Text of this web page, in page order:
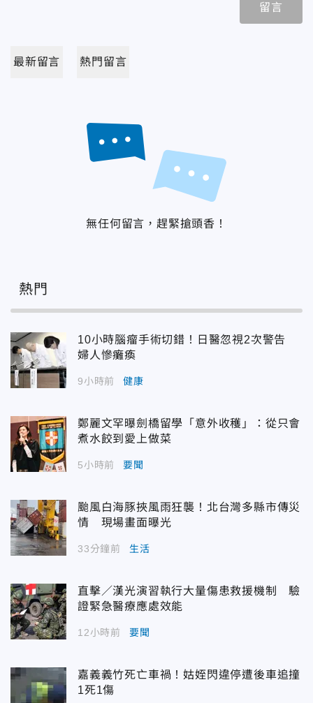
留言
最新留言 熱門留言
無任何留言，趕緊搶頭香！
熱門
10小時腦瘤手術切錯！日醫忽視2次警告
婦人慘癱瘓
9小時前 健康
鄭麗文罕曝劍橋留學「意外收穫」：從只會
煮水餃到愛上做菜
5小時前 要聞
颱風白海豚挾風雨狂襲！北台灣多縣市傳災
情 現場畫面曝光
33分鐘前 生活
直擊／漢光演習執行大量傷患救援機制 驗
證緊急醫療應處效能
12小時前 要聞
嘉義義竹死亡車禍！姑姪閃違停遭後車追撞
1死1傷